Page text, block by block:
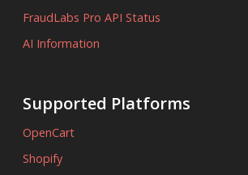
FraudLabs Pro API Status
AI Information
Supported Platforms
OpenCart
Shopify